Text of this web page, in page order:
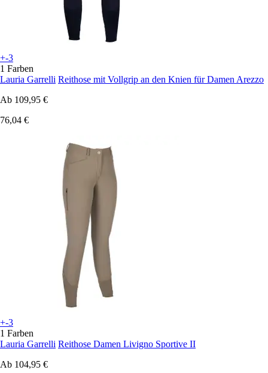
+-3
1 Farben
Lauria Garrelli Reithose mit Vollgrip an den Knien für Damen Arezzo
Ab 109,95 €
76,04 €
+-3
1 Farben
Lauria Garrelli Reithose Damen Livigno Sportive II
Ab 104,95 €